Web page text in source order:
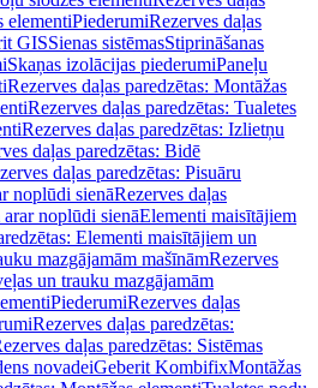
elementiPiederumiRezerves daļas
GISSienas sistēmasStiprināšanas
Skaņas izolācijas piederumiPaneļu
Rezerves daļas paredzētas: Montāžas
Rezerves daļas paredzētas: Tualetes
Rezerves daļas paredzētas: Izlietņu
daļas paredzētas: Bidē
daļas paredzētas: Pisuāru
noplūdi sienāRezerves daļas
noplūdi sienāElementi maisītājiem
Elementi maisītājiem un
mazgājamām mašīnāmRezerves
un trauku mazgājamām
PiederumiRezerves daļas
Rezerves daļas paredzētas:
daļas paredzētas: Sistēmas
novadeiGeberit KombifixMontāžas